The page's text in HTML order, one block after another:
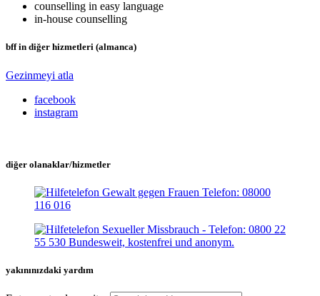
counselling in easy language
in-house counselling
bff in diğer hizmetleri (almanca)
Gezinmeyi atla
facebook
instagram
diğer olanaklar/hizmetler
yakınınızdaki yardım